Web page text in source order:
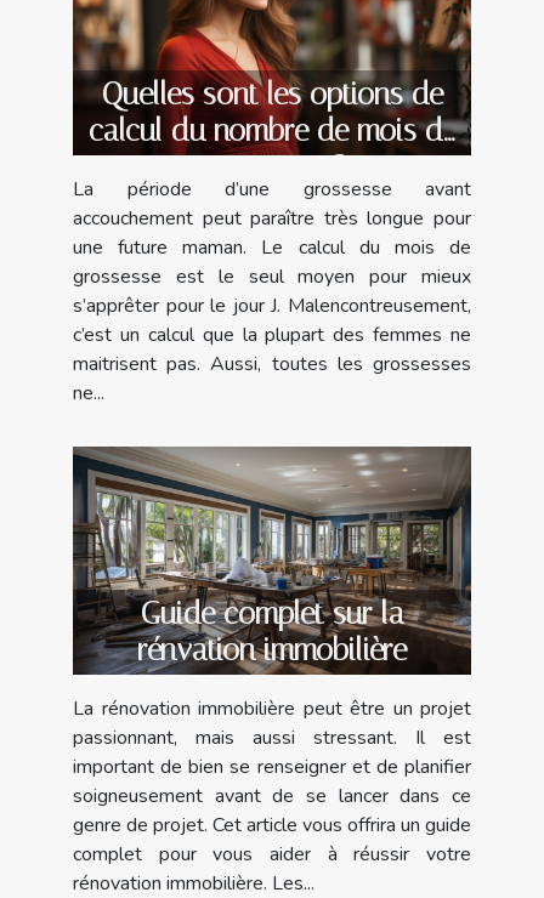
Quelles sont les options de
calcul du nombre de mois de
grossesse ?
La période d’une grossesse avant
accouchement peut paraître très longue pour
une future maman. Le calcul du mois de
grossesse est le seul moyen pour mieux
s’apprêter pour le jour J. Malencontreusement,
c’est un calcul que la plupart des femmes ne
maitrisent pas. Aussi, toutes les grossesses
ne...
Guide complet sur la
rénvation immobilière
La rénovation immobilière peut être un projet
passionnant, mais aussi stressant. Il est
important de bien se renseigner et de planifier
soigneusement avant de se lancer dans ce
genre de projet. Cet article vous offrira un guide
complet pour vous aider à réussir votre
rénovation immobilière. Les...